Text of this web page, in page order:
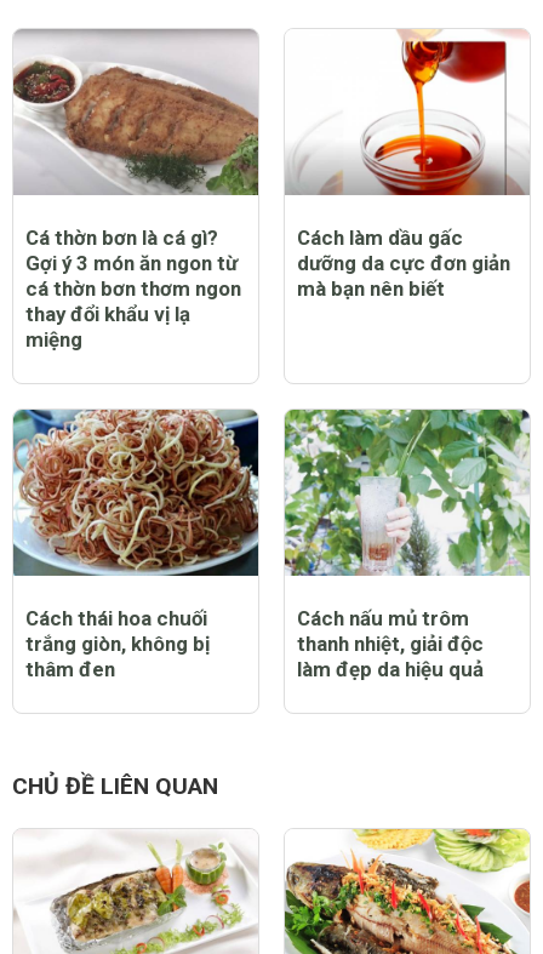
Cá thờn bơn là cá gì?
Gợi ý 3 món ăn ngon từ
cá thờn bơn thơm ngon
thay đổi khẩu vị lạ
miệng
Cách làm dầu gấc
dưỡng da cực đơn giản
mà bạn nên biết
Cách thái hoa chuối
trắng giòn, không bị
thâm đen
Cách nấu mủ trôm
thanh nhiệt, giải độc
làm đẹp da hiệu quả
CHỦ ĐỀ LIÊN QUAN